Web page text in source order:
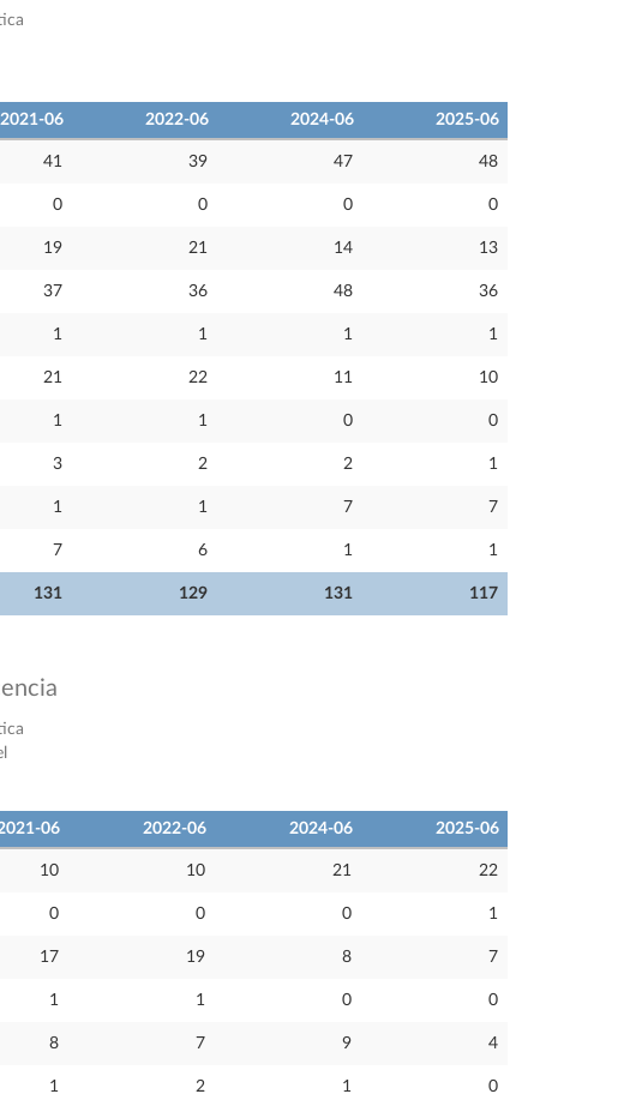
2021-06 2022-06 2024-06 2025-06
41 39 47 48
0 0 0 0
19 21 14 13
37 36 48 36
1 1 1 1
21 22 11 10
1 1 0 0
3 2 2 1
1 1 7 7
7 6 1 1
131 129 131 117
06 2022-06 2024-06 2025-06
10 10 21 22
0 0 0 1
17 19 8 7
1 1 0 0
8 7 9 4
1 2 1 0